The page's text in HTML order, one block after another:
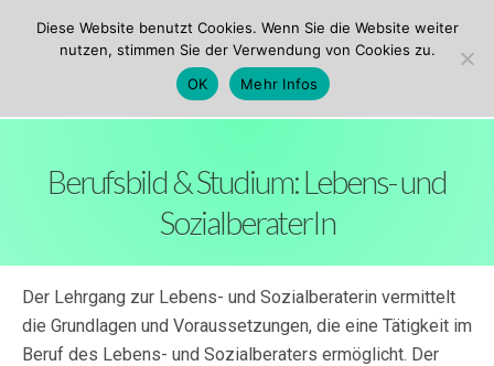
ezw Innsbruck
Berufsbild & Studium: Lebens- und
SozialberaterIn
Der Lehrgang zur Lebens- und Sozialberaterin vermittelt
die Grundlagen und Voraussetzungen, die eine Tätigkeit im
Beruf des Lebens- und Sozialberaters ermöglicht. Der
Diese Website benutzt Cookies. Wenn Sie die Website weiter
nutzen, stimmen Sie der Verwendung von Cookies zu.
OK
Mehr Infos